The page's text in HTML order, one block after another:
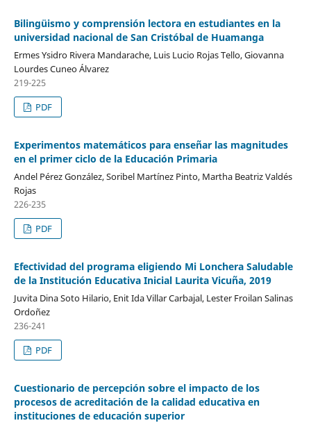
Bilingüismo y comprensión lectora en estudiantes en la
universidad nacional de San Cristóbal de Huamanga
Ermes Ysidro Rivera Mandarache, Luis Lucio Rojas Tello, Giovanna
Lourdes Cuneo Álvarez
219-225
PDF
Experimentos matemáticos para enseñar las magnitudes
en el primer ciclo de la Educación Primaria
Andel Pérez González, Soribel Martínez Pinto, Martha Beatriz Valdés
Rojas
226-235
PDF
Efectividad del programa eligiendo Mi Lonchera Saludable
de la Institución Educativa Inicial Laurita Vicuña, 2019
Juvita Dina Soto Hilario, Enit Ida Villar Carbajal, Lester Froilan Salinas
Ordoñez
236-241
PDF
Cuestionario de percepción sobre el impacto de los
procesos de acreditación de la calidad educativa en
instituciones de educación superior